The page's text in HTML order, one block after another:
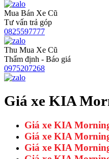
Mua Bán Xe Cũ
Tư vấn trả góp
0825597777
Thu Mua Xe Cũ
Thẩm định - Báo giá
0975207268
Giá xe KIA
Giá xe KIA
Giá xe KIA
Giá xe KIA